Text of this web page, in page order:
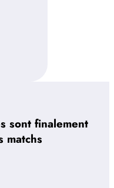
sont finalement
matchs